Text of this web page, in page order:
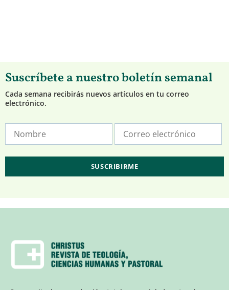
Suscríbete a nuestro boletín semanal
Cada semana recibirás nuevos artículos en tu correo
electrónico.